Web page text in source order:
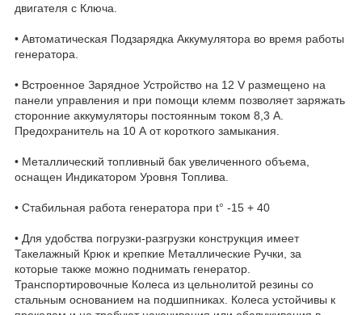
двигателя с Ключа.
• Автоматическая Подзарядка Аккумулятора во время работы
генератора.
• Встроенное Зарядное Устройство на 12 V размещено на
панели управления и при помощи клемм позволяет заряжать
сторонние аккумуляторы постоянным током 8,3 А.
Предохранитель на 10 А от короткого замыкания.
• Металлический топливный бак увеличенного объема,
оснащен Индикатором Уровня Топлива.
• Стабильная работа генератора при t° -15 + 40
• Для удобства погрузки-разгрузки конструкция имеет
Такелажный Крюк и крепкие Металлические Ручки, за
которые также можно поднимать генератор.
Транспортировочные Колеса из цельнолитой резины со
стальным основанием на подшипниках. Колеса устойчивы к